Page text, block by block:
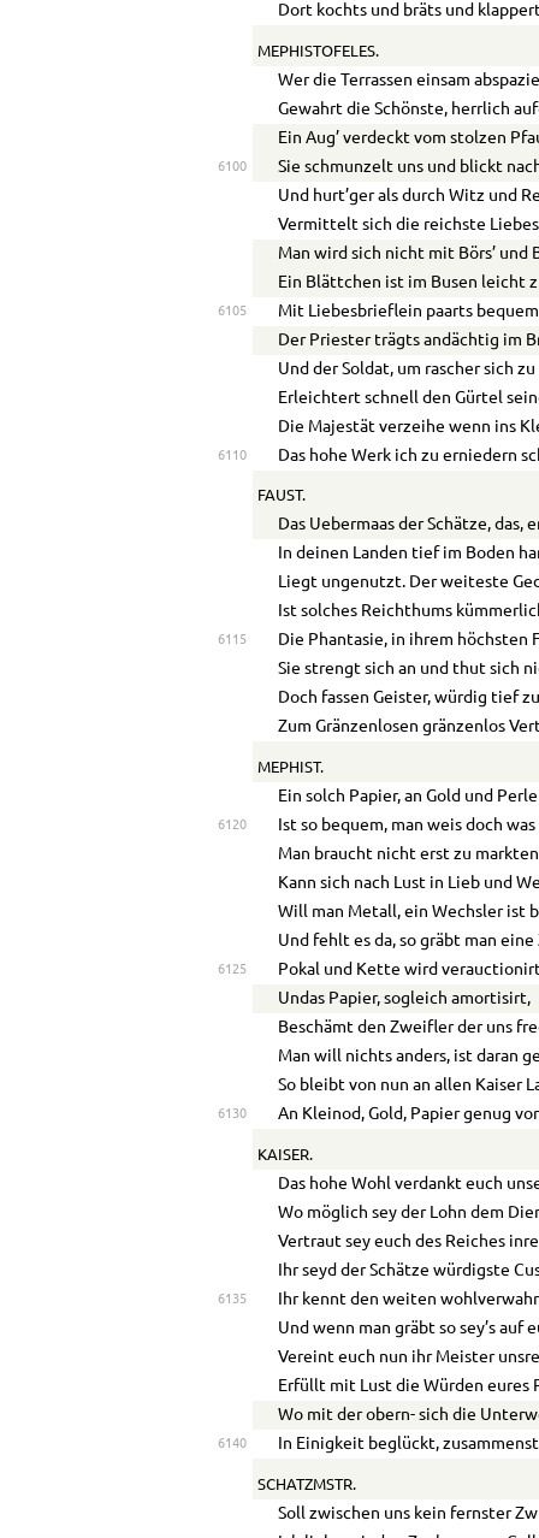
Dort kochts und bräts und
MEPHISTOFELES.
Wer die Terrassen einsam
Gewahrt die Schönste, herrlich
Ein Aug’ verdeckt vom stolzen
6100
Sie schmunzelt uns und blickt
Und hurt’ger als durch Witz und
Vermittelt sich die reichste
Man wird sich nicht mit Börs’ und
Ein Blättchen ist im Busen leicht
6105
Mit Liebesbrieflein paarts bequem
Der Priester trägts andächtig im
Und der Soldat, um rascher sich
Erleichtert schnell den Gürtel
Die Majestät verzeihe wenn ins
6110 Das hohe Werk ich zu erniedern
FAUST.
Das Ue bermaas der Schätze, das,
In deinen Landen tief im Boden
Liegt ungenutzt. Der weiteste
Ist solches Reichthums
6115
Die Phantasie, in ihrem höchsten
Sie strengt sich an und thut sich
Doch fassen Geister, würdig tief
Zum Gränzenlosen gränzenlos
MEPHIST.
Ein solch Papier, an Gold und
6120
Ist so bequem, man weis doch
Man braucht nicht erst zu
Kann sich nach Lust in Lieb und
Will man Metall, ein Wechsler ist
Und fehlt es da, so gräbt man eine
6125
Pokal und Kette wird
Undas Papier, sogleich amortisirt,
Beschämt den Zweifler der uns
Man will nichts anders, ist daran
So bleibt von nun an allen Kaiser
6130 An Kleinod, Gold, Papier genug
KAISER.
Das hohe Wohl verdankt euch
Wo möglich sey der Lohn dem
Vertraut sey euch des Reiches
Ihr seyd der Schätze würdigste
6135
Ihr kennt den weiten
Und wenn man gräbt so sey’s auf
Vereint euch nun ihr Meister
Erfüllt mit Lust die Würden eures
Wo mit der obern- sich die
6140 In Einigkeit beglückt,
SCHATZMSTR.
Soll zwischen uns kein fernster